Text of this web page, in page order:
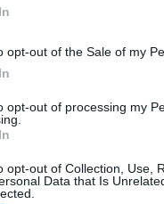
opt-out of the Sale of my
opt-out of processing my
opt-out of Collection, Use,
Data that Is
«Ο μόνος
στον κοινό
όρους, με
στη διεύρυνση,
και σεβασμό στη